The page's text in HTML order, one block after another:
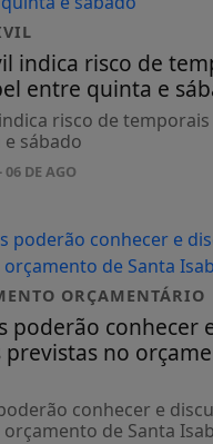
indica risco de
entre quinta e
risco de
sábado
06 DE AGO
ORÇAMENTÁRIO
poderão conhecer
previstas no
conhecer e
de Santa